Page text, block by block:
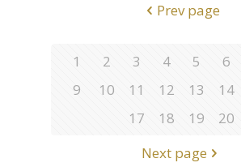
Prev page
1 2 3 4 5 6
9
10 11 12 13 14
17
18 19
20
Next page